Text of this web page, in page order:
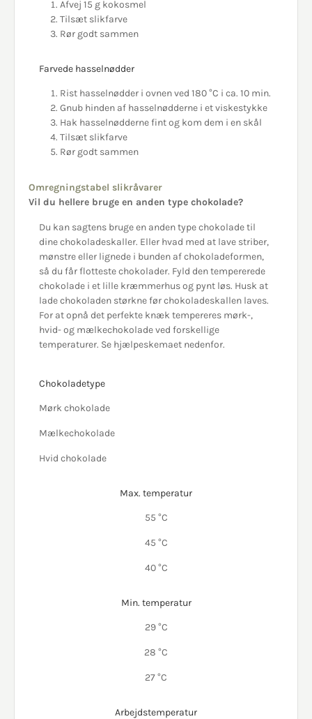
Afvej 15 g kokosmel
Tilsæt slikfarve
Rør godt sammen
Farvede hasselnødder
Rist hasselnødder i ovnen ved 180 °C i ca. 10 min.
Gnub hinden af hasselnødderne i et viskestykke
Hak hasselnødderne fint og kom dem i en skål
Tilsæt slikfarve
Rør godt sammen
Omregningstabel slikråvarer
Vil du hellere bruge en anden type chokolade?
Du kan sagtens bruge en anden type chokolade til
dine chokoladeskaller. Eller hvad med at lave striber,
mønstre eller lignede i bunden af chokoladeformen,
så du får flotteste chokolader. Fyld den tempererede
chokolade i et lille kræmmerhus og pynt løs. Husk at
lade chokoladen størkne før chokoladeskallen laves.
For at opnå det perfekte knæk tempereres mørk-,
hvid- og mælkechokolade ved forskellige
temperaturer. Se hjælpeskemaet nedenfor.
Chokoladetype
Mørk chokolade
Mælkechokolade
Hvid chokolade
Max. temperatur
55 °C
45 °C
40 °C
Min. temperatur
29 °C
28 °C
27 °C
Arbejdstemperatur